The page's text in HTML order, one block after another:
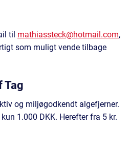
til mathiassteck@hotmail.com,
som muligt vende tilbage
Tag
og miljøgodkendt algefjerner.
1.000 DKK. Herefter fra 5 kr.